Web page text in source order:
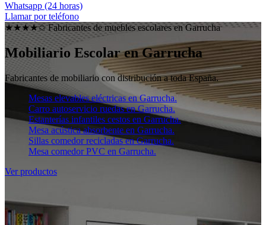
Whatsapp (24 horas)
Llamar por teléfono
★★★★✩ Fabricantes de muebles escolares enGarrucha
Mobiliario Escolar en Garrucha
Fabricantes de mobiliario con distribución a toda España.
Mesas elevables eléctricas en Garrucha.
Carro autoservicio ruedas en Garrucha.
Estanterías infantiles cestos en Garrucha.
Mesa acústica absorbente en Garrucha.
Sillas comedor recicladas en Garrucha.
Mesa comedor PVC en Garrucha.
Ver productos